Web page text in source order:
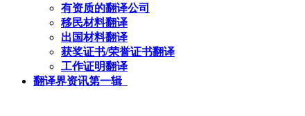
有资质的翻译公司
移民材料翻译
出国材料翻译
获奖证书/荣誉证书翻译
工作证明翻译
翻译界资讯第一辑